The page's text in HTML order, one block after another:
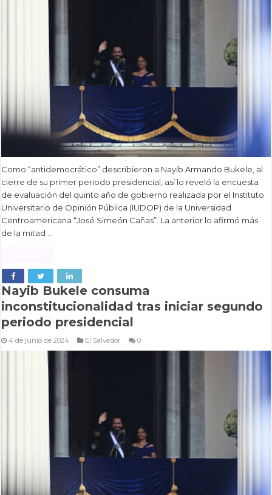
Como “antidemocrático” describieron a Nayib Armando Bukele, al
cierre de su primer periodo presidencial, así lo reveló la encuesta
de evaluación del quinto año de gobierno realizada por el Instituto
Universitario de Opinión Pública (IUDOP) de la Universidad
Centroamericana “José Simeón Cañas”. La anterior lo afirmó más
de la mitad …
Nayib Bukele consuma
inconstitucionalidad tras iniciar segundo
periodo presidencial
4 de junio de 2024 El Salvador 0